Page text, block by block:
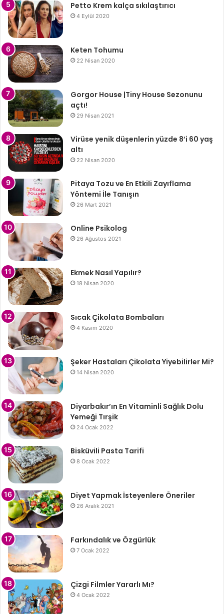
Petto Krem kalça sıkılaştırıcı
4 Eylül 2020
Keten Tohumu
22 Nisan 2020
Gorgor House |Tiny House Sezonunu
açtı!
29 Nisan 2021
Virüse yenik düşenlerin yüzde 8’i 60 yaş
altı
22 Nisan 2020
Pitaya Tozu ve En Etkili Zayıflama
Yöntemi İle Tanışın
26 Mart 2021
Online Psikolog
26 Ağustos 2021
Ekmek Nasıl Yapılır?
18 Nisan 2020
Sıcak Çikolata Bombaları
4 Kasım 2020
Şeker Hastaları Çikolata Yiyebilirler Mi?
14 Nisan 2020
Diyarbakır’ın En Vitaminli Sağlık Dolu
Yemeği Tırşik
24 Ocak 2022
Bisküvili Pasta Tarifi
8 Ocak 2022
Diyet Yapmak İsteyenlere Öneriler
26 Aralık 2021
Farkındalık ve Özgürlük
7 Ocak 2022
Çizgi Filmler Yararlı Mı?
4 Ocak 2022